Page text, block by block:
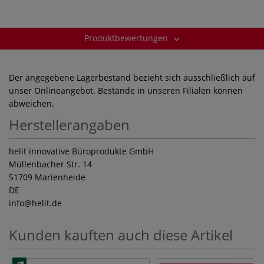
Produktbewertungen
Der angegebene Lagerbestand bezieht sich ausschließlich auf
unser Onlineangebot. Bestände in unseren Filialen können
abweichen.
Herstellerangaben
helit innovative Büroprodukte GmbH
Müllenbacher Str. 14
51709 Marienheide
DE
info@helit.de
Kunden kauften auch diese Artikel